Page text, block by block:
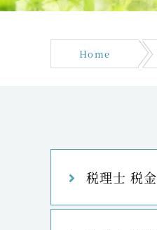
Home
税理士 税金